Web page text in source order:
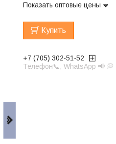
Показать оптовые цены
Купить
+7 (705) 302-51-52
Телефон📞, WhatsApp 📢 💭